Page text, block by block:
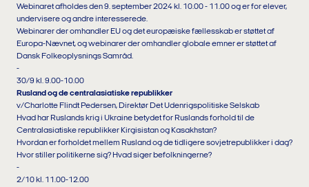
Webinaret afholdes den 9. september 2024 kl. 10.00 - 11.00 og er for elever,
undervisere og andre interesserede.
Webinarer der omhandler EU og det europæiske fællesskab er støttet af
Europa-Nævnet, og webinarer der omhandler globale emner er støttet af
Dansk Folkeoplysnings Samråd.
-
30/9 kl. 9.00-10.00
Rusland og de centralasiatiske republikker
v/Charlotte Flindt Pedersen, Direktør Det Udenrigspolitiske Selskab
Hvad har Ruslands krig i Ukraine betydet for Ruslands forhold til de
Centralasiatiske republikker Kirgisistan og Kasakhstan?
Hvordan er forholdet mellem Rusland og de tidligere sovjetrepublikker i dag?
Hvor stiller politikerne sig? Hvad siger befolkningerne?
-
2/10 kl. 11.00-12.00